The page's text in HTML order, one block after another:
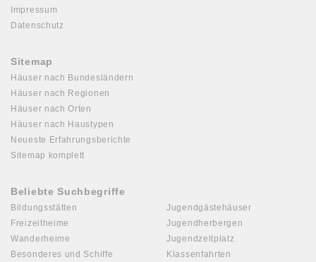
Impressum
Datenschutz
Sitemap
Häuser nach Bundesländern
Häuser nach Regionen
Häuser nach Orten
Häuser nach Haustypen
Neueste Erfahrungsberichte
Sitemap komplett
Beliebte Suchbegriffe
Bildungsstätten
Freizeitheime
Wanderheime
Besonderes und Schiffe
Jugendgästehäuser
Jugendherbergen
Jugendzeltplatz
Klassenfahrten